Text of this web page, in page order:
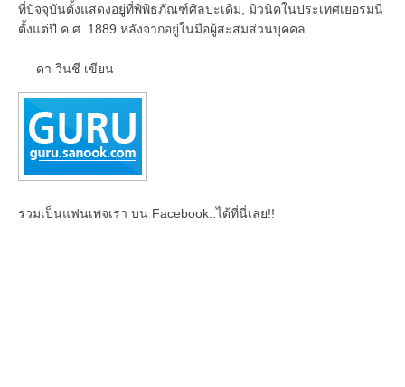
ที่ปัจจุบันตั้งแสดงอยู่ที่พิพิธภัณฑ์ศิลปะเดิม, มิวนิคในประเทศเยอรมนี
ตั้งแต่ปี ค.ศ. 1889 หลังจากอยู่ในมือผู้สะสมส่วนบุคคล
ดา วินชี เขียน
ร่วมเป็นแฟนเพจเรา บน Facebook..ได้ที่นี่เลย!!